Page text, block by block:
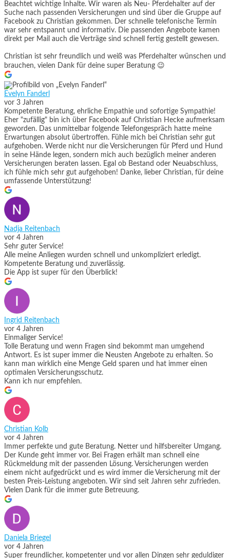
Beachtet wichtige Inhalte. Wir waren als Neu- Pferdehalter auf der
Suche nach passenden Versicherungen und sind über die Gruppe auf
Facebook zu Christian gekommen. Der schnelle telefonische Termin
war sehr entspannt und informativ. Die passenden Angebote kamen
direkt per Mail auch die Verträge sind schnell fertig gestellt gewesen.
Christian ist sehr freundlich und weiß was Pferdehalter wünschen und
brauchen, vielen Dank für deine super Beratung 😉
Evelyn Fanderl
vor 3 Jahren
Kompetente Beratung, ehrliche Empathie und sofortige Sympathie!
Eher "zufällig" bin ich über Facebook auf Christian Hecke aufmerksam
geworden. Das unmittelbar folgende Telefongespräch hatte meine
Erwartungen absolut übertroffen. Fühle mich bei Christian sehr gut
aufgehoben. Werde nicht nur die Versicherungen für Pferd und Hund
in seine Hände legen, sondern mich auch bezüglich meiner anderen
Versicherungen beraten lassen. Egal ob Bestand oder Neuabschluss,
ich fühle mich sehr gut aufgehoben! Danke, lieber Christian, für deine
umfassende Unterstützung!
Nadja Reitenbach
vor 4 Jahren
Sehr guter Service!
Alle meine Anliegen wurden schnell und unkompliziert erledigt.
Kompetente Beratung und zuverlässig.
Die App ist super für den Überblick!
Ingrid Reitenbach
vor 4 Jahren
Einmaliger Service!
Tolle Beratung und wenn Fragen sind bekommt man umgehend
Antwort. Es ist super immer die Neusten Angebote zu erhalten. So
kann man wirklich eine Menge Geld sparen und hat immer einen
optimalen Versicherungsschutz.
Kann ich nur empfehlen.
Christian Kolb
vor 4 Jahren
Immer perfekte und gute Beratung. Netter und hilfsbereiter Umgang.
Der Kunde geht immer vor. Bei Fragen erhält man schnell eine
Rückmeldung mit der passenden Lösung. Versicherungen werden
einem nicht aufgedrückt und es wird immer die Versicherung mit der
besten Preis-Leistung angeboten. Wir sind seit Jahren sehr zufrieden.
Vielen Dank für die immer gute Betreuung.
Daniela Briegel
vor 4 Jahren
Super freundlicher, kompetenter und vor allen Dingen sehr geduldiger